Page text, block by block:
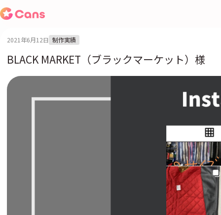
2021年6月12日 制作実績
BLACK MARKET（ブラックマーケット）様